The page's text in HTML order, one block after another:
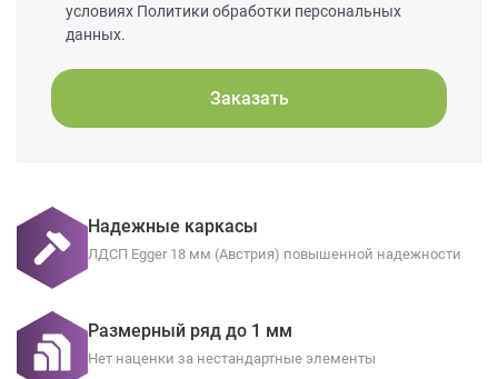
условиях Политики обработки персональных
данных.
Заказать
Надежные каркасы
ЛДСП Egger 18 мм (Австрия) повышенной надежности
Размерный ряд до 1 мм
Нет наценки за нестандартные элементы